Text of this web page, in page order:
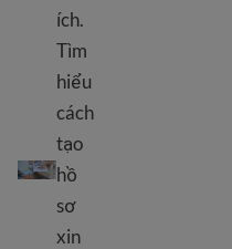
Mẹo viết sơ yếu lý lịch
ích.
Tìm
hiểu
cách
tạo
hồ
sơ
xin